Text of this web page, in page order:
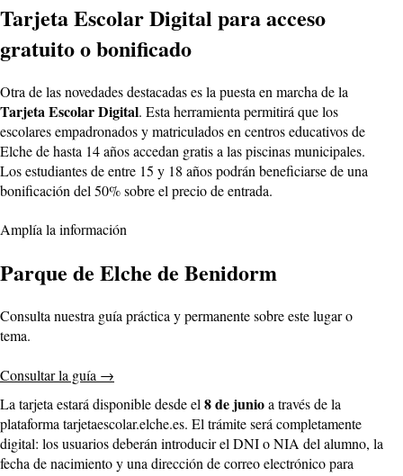
Tarjeta Escolar Digital para acceso
gratuito o bonificado
Otra de las novedades destacadas es la puesta en marcha de la
Tarjeta Escolar Digital. Esta herramienta permitirá que los
escolares empadronados y matriculados en centros educativos de
Elche de hasta 14 años accedan gratis a las piscinas municipales.
Los estudiantes de entre 15 y 18 años podrán beneficiarse de una
bonificación del 50% sobre el precio de entrada.
Amplía la información
Parque de Elche de Benidorm
Consulta nuestra guía práctica y permanente sobre este lugar o
tema.
Consultar la guía →
La tarjeta estará disponible desde el 8 de junioa través de la
plataforma tarjetaescolar.elche.es. El trámite será completamente
digital: los usuarios deberán introducir el DNI o NIA del alumno, la
fecha de nacimiento y una dirección de correo electrónico para